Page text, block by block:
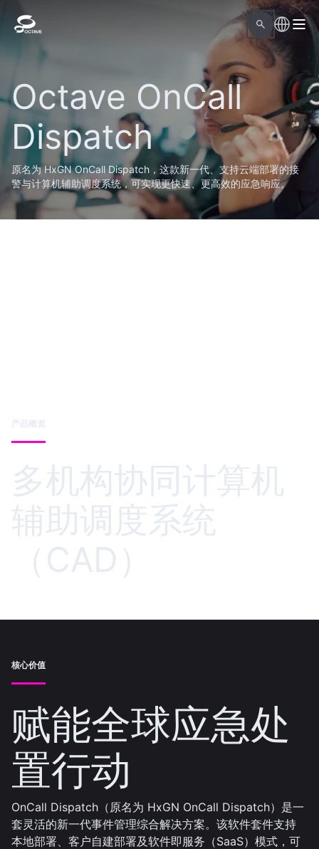
Octave OnCall
Dispatch
原名为 HxGN OnCall Dispatch，这款新一代、支持云端部署的接
警与计算机辅助调度系统，可实现更快速、更高效的应急响应。
产品概览
多机构协同计算机
辅助调度系统
（CAD）
核心价值
赋能全球应急处
置行动
OnCall Dispatch（原名为 HxGN OnCall Dispatch）是一
套灵活的新一代事件管理综合解决方案。该软件套件支持
本地部署、客户自建部署及软件即服务（SaaS）模式，可